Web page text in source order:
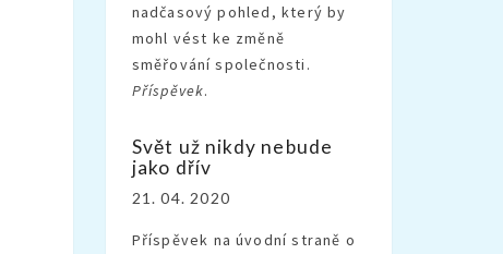
nadčasový pohled, který by
mohl vést ke změně
směřování společnosti.
Příspěvek.
Svět už nikdy nebude
jako dřív
21. 04. 2020
Příspěvek na úvodní straně o